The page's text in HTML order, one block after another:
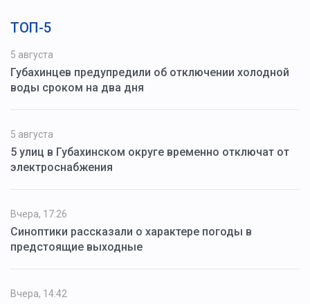
ТОП-5
5 августа
Губахинцев предупредили об отключении холодной
воды сроком на два дня
5 августа
5 улиц в Губахинском округе временно отключат от
электроснабжения
Вчера, 17:26
Синоптики рассказали о характере погоды в
предстоящие выходные
Вчера, 14:42